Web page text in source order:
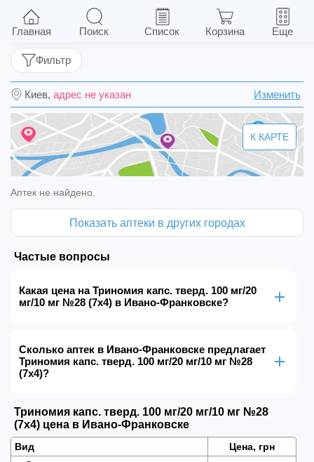
Триномия капс. тверд. 100 мг/20 мг/10 мг №28
(7х4)
Киев, адрес не указан Изменить
Фильтр
К КАРТЕ
Аптек не найдено.
Показать аптеки в других городах
Частые вопросы
Какая цена на Триномия капс. тверд. 100 мг/20
мг/10 мг №28 (7х4) в Ивано-Франковске?
Сколько аптек в Ивано-Франковске предлагает
Триномия капс. тверд. 100 мг/20 мг/10 мг №28
(7х4)?
Триномия капс. тверд. 100 мг/20 мг/10 мг №28
(7х4) цена в Ивано-Франковске
Вид Цена, грн
Главная Поиск Список Корзина Еще